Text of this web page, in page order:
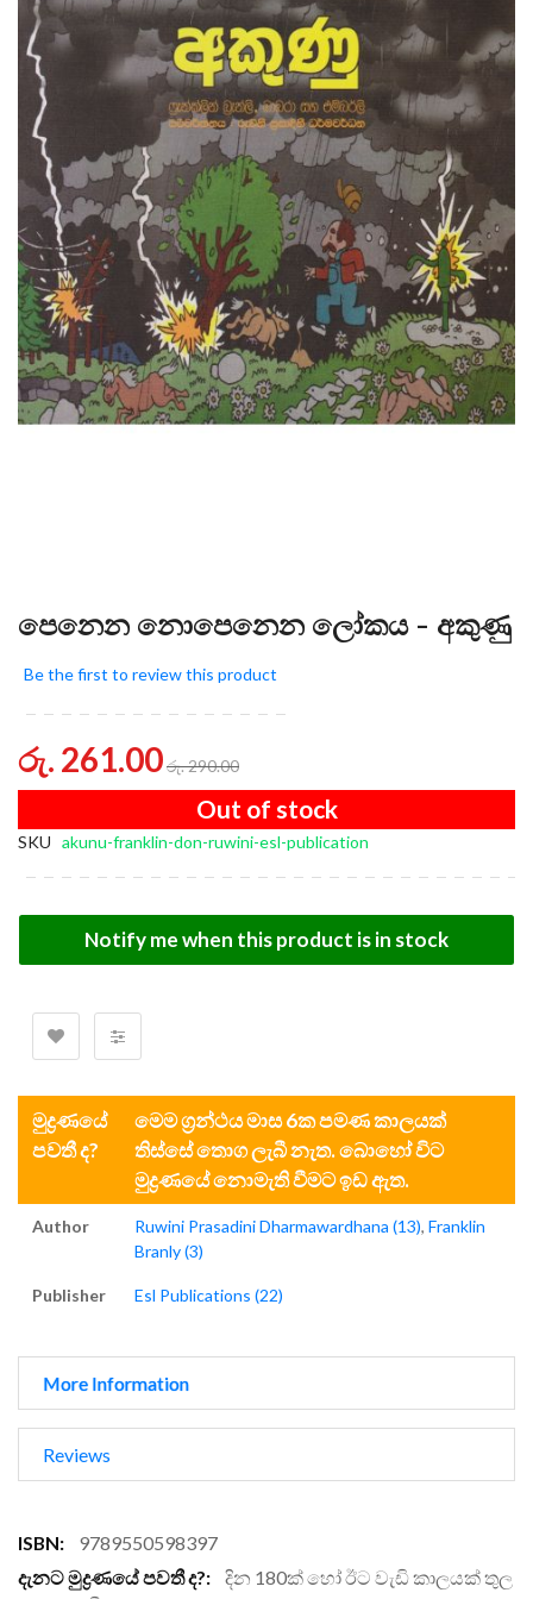
පෙනෙන නොපෙනෙන ලෝකය - අකුණු
Be the first to review this product
රු. 261.00රු. 290.00
Out of stock
SKU akunu-franklin-don-ruwini-esl-publication
Notify me when this product is in stock
මුද්‍රණයේ
පවතී ද?
මෙම ග්‍රන්ථය මාස 6ක පමණ කාලයක්
තිස්සේ තොග ලැබී නැත. බොහෝ විට
මුද්‍රණයේ නොමැති වීමට ඉඩ ඇත.
Author Ruwini Prasadini Dharmawardhana (13), Franklin
Branly (3)
Publisher Esl Publications (22)
More Information
Reviews
More
Information
9789550598397
දින 180ක් හෝ ඊට වැඩි කාලයක් තුල